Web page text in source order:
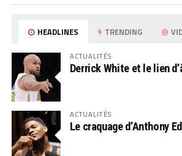
HEADLINES TRENDING
ACTUALITÉS
Derrick White et le lien
ACTUALITÉS
Le craquage d’Anthony